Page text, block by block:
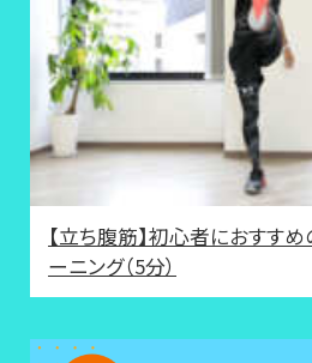
【立ち腹筋】初心者におすす
ーニング（5分）